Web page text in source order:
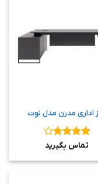
اداری مدرن مدل نوت
نمره ۴
تماس بگیرید